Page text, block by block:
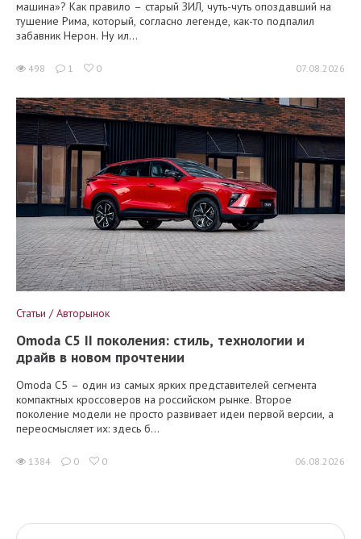
машина»? Как правило – старый ЗИЛ, чуть-чуть опоздавший на
тушение Рима, который, согласно легенде, как-то подпалил
забавник Нерон. Ну ил...
498 1 0 07.08.2026
Статьи / Авторынок
Omoda C5 II поколения: стиль, технологии и
драйв в новом прочтении
Omoda C5 – один из самых ярких представителей сегмента
компактных кроссоверов на российском рынке. Второе
поколение модели не просто развивает идеи первой версии, а
переосмысляет их: здесь б...
1384 0 0 06.08.2026